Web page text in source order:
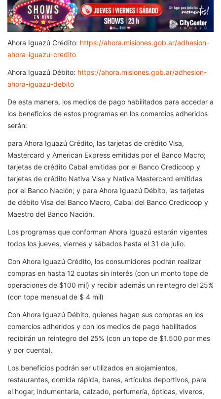
Ahora Iguazú Crédito: https://ahora.misiones.gob.ar/adhesion-
ahora-iguazu-credito
Ahora Iguazú Débito: https://ahora.misiones.gob.ar/adhesion-
ahora-iguazu-debito
De esta manera, los medios de pago habilitados para acceder a
los beneficios de estos programas en los comercios adheridos
serán:
para Ahora Iguazú Crédito, las tarjetas de crédito Visa,
Mastercard y American Express emitidas por el Banco Macro;
tarjetas de crédito Cabal emitidas por el Banco Credicoop y
tarjetas de crédito Nativa Visa y Nativa Mastercard emitidas
por el Banco Nación; y para Ahora Iguazú Débito, las tarjetas
de débito Visa del Banco Macro, Cabal del Banco Credicoop y
Maestro del Banco Nación.
Los programas que conforman Ahora Iguazú estarán vigentes
todos los jueves, viernes y sábados hasta el 31 de julio.
Con Ahora Iguazú Crédito, los consumidores podrán realizar
compras en hasta 12 cuotas sin interés (con un monto tope de
operaciones de $100 mil) y recibir además un reintegro del 25%
(con tope mensual de $ 4 mil)
Con Ahora Iguazú Débito, quienes hagan sus compras en los
comercios adheridos y con los medios de pago habilitados
recibirán un reintegro del 25% (con un tope de $1.500 por mes
y por cuenta).
Los beneficios podrán ser utilizados en alojamientos,
restaurantes, comida rápida, bares, artículos deportivos, para
el hogar, indumentaria, calzado, perfumería, ópticas, viveros,